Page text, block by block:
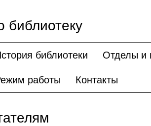
библиотеку
библиотеки Отделы и
работы Контакты